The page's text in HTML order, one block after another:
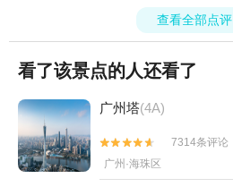
查看全部点评
看了该景点的人还看了
广州塔(4A)


7314条评论
广州·海珠区